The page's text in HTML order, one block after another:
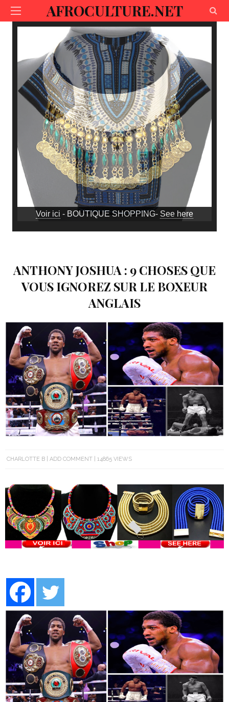
AFROCULTURE.NET
Voir ici - BOUTIQUE SHOPPING- See here
ANTHONY JOSHUA : 9 CHOSES QUE
VOUS IGNOREZ SUR LE BOXEUR
ANGLAIS
CHARLOTTE B ADD COMMENT 14865 VIEWS